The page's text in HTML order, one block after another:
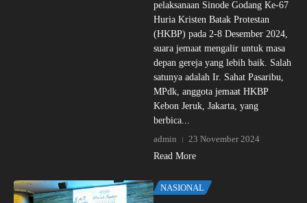
pelaksanaan Sinode Godang Ke-67
Huria Kristen Batak Protestan
(HKBP) pada 2-8 Desember 2024,
suara jemaat mengalir untuk masa
depan gereja yang lebih baik. Salah
satunya adalah Ir. Sahat Pasaribu,
MPdk, anggota jemaat HKBP
Kebon Jeruk, Jakarta, yang
berbica...
admin
23 November 2024
Read More
NASIONAL